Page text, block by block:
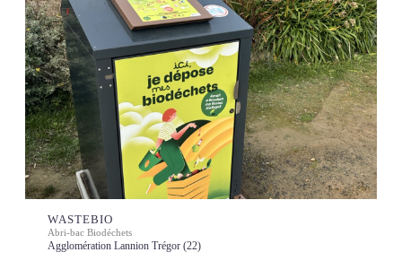
WASTEBIO
Abri-bac Biodéchets
Agglomération Lannion Trégor (22)